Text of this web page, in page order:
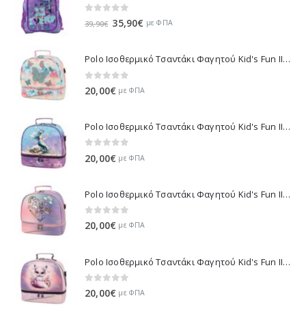
out of 5
39,90€ Original
39,90€.
35,90€ Η
είναι:
με ΦΠΑ
Polo Ισοθερμικό Τσαντάκι Φαγητού Kid's Fun II - Πολύχρωμο 971003-8419 2026
20,00€ με ΦΠΑ
Polo Ισοθερμικό Τσαντάκι Φαγητού Kid's Fun II - Πολύχρωμο 971003-8426 2026
20,00€ με ΦΠΑ
Polo Ισοθερμικό Τσαντάκι Φαγητού Kid's Fun II - Μωβ 971003-8420 2026
0 out of 5
20,00€ με ΦΠΑ
Polo Ισοθερμικό Τσαντάκι Φαγητού Kid's Fun II - Λιλά 971003-8425 2026
0 out of 5
20,00€ με ΦΠΑ